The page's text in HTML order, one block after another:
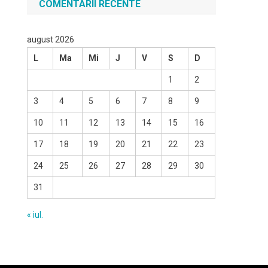
COMENTARII RECENTE
august 2026
L
Ma Mi J V S D
1 2
3 4 5 6 7 8 9
10 11 12 13 14 15 16
17 18 19 20 21 22 23
24 25 26 27 28 29 30
31
« iul.